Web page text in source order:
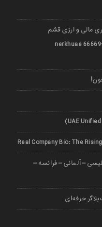
مالی و ارزی قشم
501036018 | 971***77739 | 971***66669 nerkhuae
Real Company Bio: The
خصوصی زبان 1403 (انگلیسی – آلمانی – فرانسه –
حرفه‌ای